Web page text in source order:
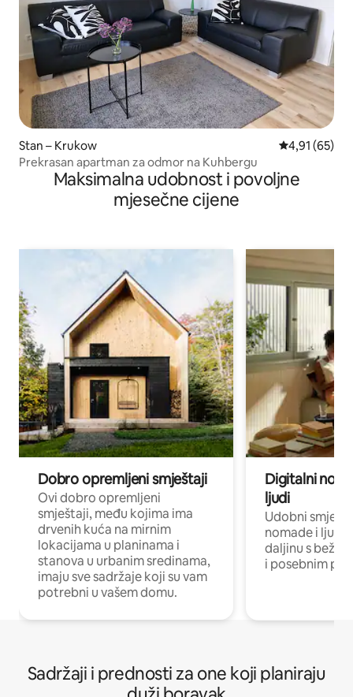
Stan – Krukow Prosječna
4,91 (65)
Prekrasan apartman za odmor na Kuhbergu
Maksimalna udobnost i povoljne
mjesečne cijene
Dobro opremljeni smještaji
Ovi dobro opremljeni
smještaji, među kojima ima
drvenih kuća na mirnim
lokacijama u planinama i
stanova u urbanim sredinama,
imaju sve sadržaje koji su vam
potrebni u vašem domu.
Digitalni
ljudi
Udobni
nomade i ljude
daljinu s
i posebnim
Sadržaji i prednosti za one koji planiraju